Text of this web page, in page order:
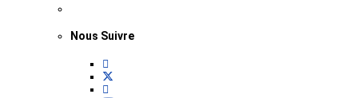
Nous Suivre